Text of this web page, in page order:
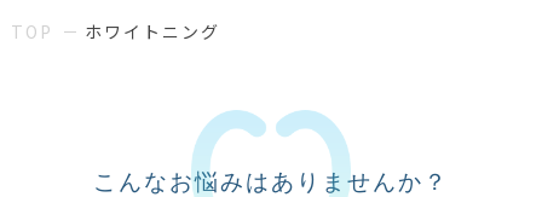
TOP ホワイトニング
こんなお悩みはありませんか？